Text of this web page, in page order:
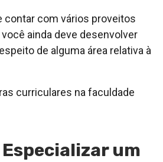
contar com vários proveitos
ainda deve desenvolver
de alguma área relativa à
curriculares na faculdade
Especializar um